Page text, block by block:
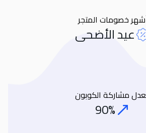
خصومات المتجر
عيد الأضحى
مشاركة الكوبون
Coupon Share Rate
90%